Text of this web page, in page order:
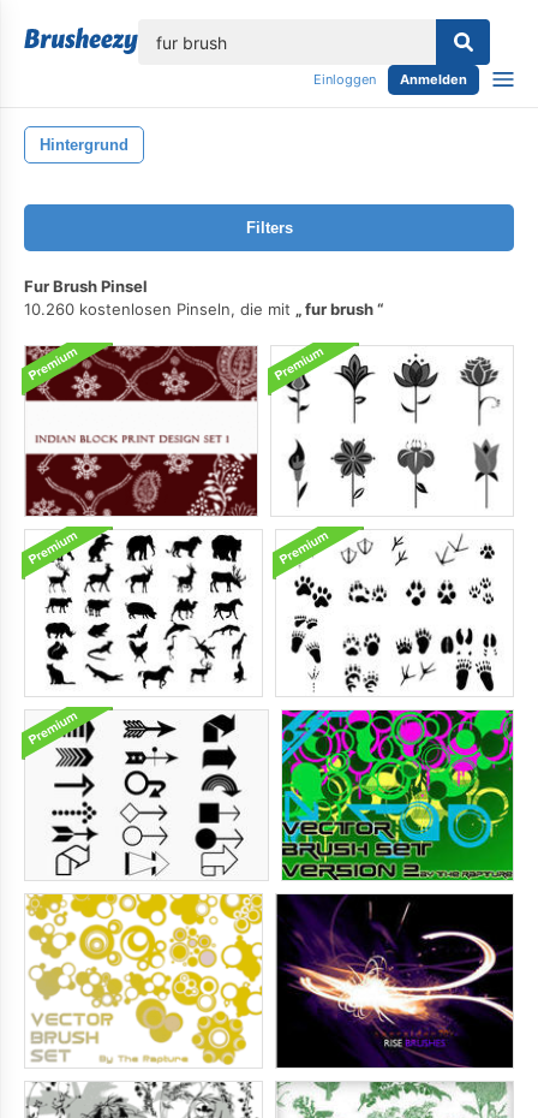
Einloggen Anmelden
Hintergrund
Filters
Fur Brush Pinsel
10.260 kostenlosen Pinseln, die mit
fur brush